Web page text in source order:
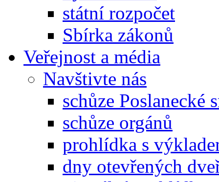
státní rozpočet
Sbírka zákonů
Veřejnost a média
Navštivte nás
schůze Poslanecké
schůze orgánů
prohlídka s
dny otevřených